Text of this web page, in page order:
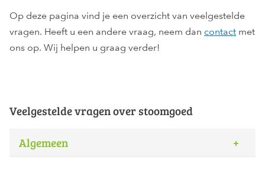
Op deze pagina vind je een overzicht van veelgestelde
vragen. Heeft u een andere vraag, neem dan contact met
ons op. Wij helpen u graag verder!
Veelgestelde vragen over stoomgoed
Algemeen